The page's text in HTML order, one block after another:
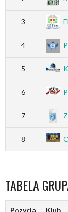
3
4
5
6
7
8
TABELA
Pozycja Klub